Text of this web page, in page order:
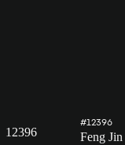
12396
#12396
Feng Jin